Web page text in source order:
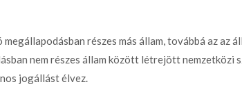
részes más állam, továbbá az az
nem részes állam között létrejött nemzetközi
jogállást élvez.